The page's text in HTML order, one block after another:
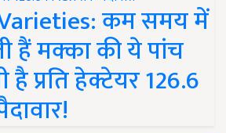
कम समय में
हैं मक्का की ये पांच
प्रति हेक्टेयर 126.6